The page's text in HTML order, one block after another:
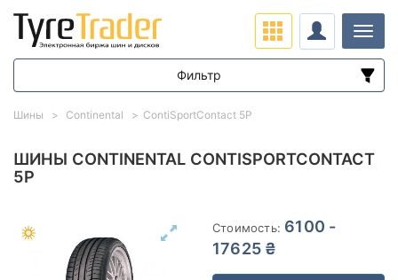
ШИНЫ CONTINENTAL CONTISPORTCONTACT
5P
Стоимость: 6100 -
17625 ₴
Шины Continental ContiSportContact 5P
Фильтр
Диапазон цен